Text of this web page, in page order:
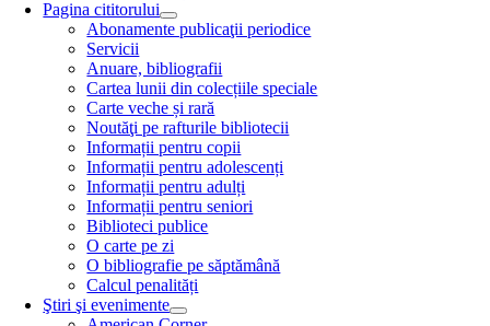
Pagina cititorului
Abonamente publicaţii periodice
Servicii
Anuare, bibliografii
Cartea lunii din colecțiile speciale
Carte veche și rară
Noutăţi pe rafturile bibliotecii
Informații pentru copii
Informații pentru adolescenți
Informații pentru adulți
Informații pentru seniori
Biblioteci publice
O carte pe zi
O bibliografie pe săptămână
Calcul penalități
Ştiri şi evenimente